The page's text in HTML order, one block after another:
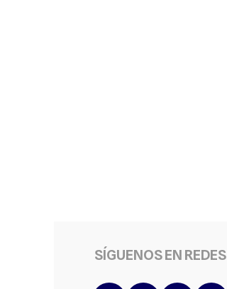
SÍGUENOS EN REDES